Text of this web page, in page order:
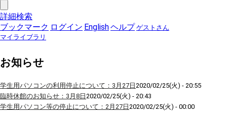
詳細検索
ブックマーク ログイン Englishヘルプ ゲストさん
マイライブラリ
お知らせ
学生用パソコンの利用停止について：3月27日 2020/02/25(火) - 20:55
臨時休館のお知らせ：3月8日 2020/02/25(火) - 20:43
学生用パソコン等の停止について：2月27日 2020/02/25(火) - 00:00